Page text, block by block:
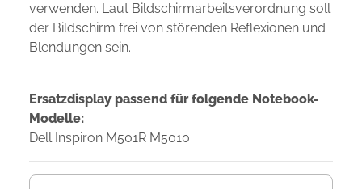
verwenden. Laut Bildschirmarbeitsverordnung soll
der Bildschirm frei von störenden Reflexionen und
Blendungen sein.
Ersatzdisplay passend für folgende Notebook-
Modelle:
Dell Inspiron M501R M5010